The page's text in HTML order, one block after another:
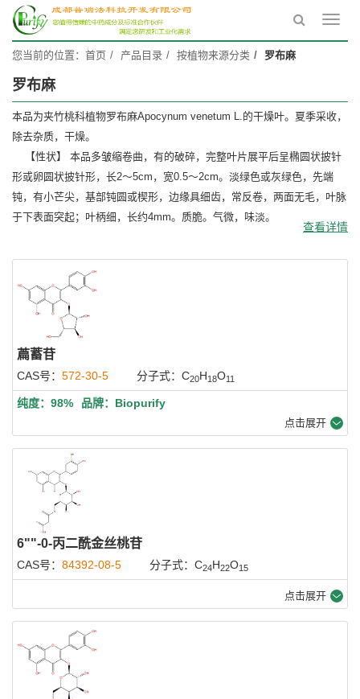
您当前的位置： 首页 产品目录 按植物来源分类 罗布麻
罗布麻
本品为夹竹桃科植物罗布麻Apocynum venetum L.的干燥叶。夏季采收，
除去杂质，干燥。
【性状】 本品多皱缩卷曲，有的破碎，完整叶片展平后呈椭圆状披针
形或卵圆状披针形，长2～5cm，宽0.5～2cm。淡绿色或灰绿色，先端
钝，有小芒尖，基部钝圆或楔形，边缘具细齿，常反卷，两面无毛，叶脉
于下表面突起；叶柄细，长约4mm。质脆。气微，味淡。
查看详情
萹蓄苷
CAS号： 572-30-5 分子式：C20H18O11
纯度：98% 品牌：Biopurify
点击展开
6""-0-丙二酰金丝桃苷
CAS号： 84392-08-5 分子式：C24H22O15
点击展开